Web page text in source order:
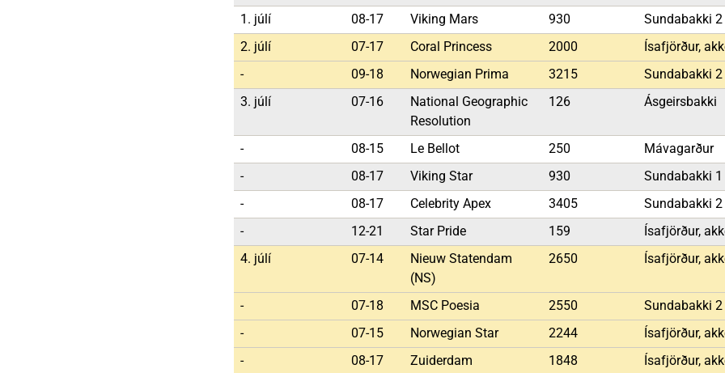
1. júlí
08-17 Viking Mars 930
Sundabakki 2
2. júlí
07-17 Coral Princess 2000
Ísafjörður,
-
09-18 Norwegian Prima 3215
Sundabakki 2
3. júlí
07-16
National Geographic
Resolution
126 Ásgeirsbakki
- 08-15 Le Bellot 250
Mávagarður
-
08-17 Viking Star 930
Sundabakki 1
-
08-17 Celebrity Apex 3405
Sundabakki 2
-
12-21 Star Pride 159
Ísafjörður,
4. júlí
07-14
Nieuw Statendam
(NS)
2650 Ísafjörður,
- 07-18 MSC Poesia 2550
Sundabakki 2
-
07-15 Norwegian Star 2244
Ísafjörður,
-
08-17 Zuiderdam 1848
Ísafjörður,